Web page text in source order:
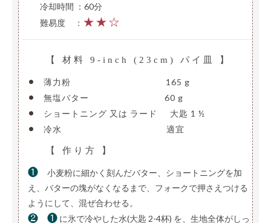
冷却時間 ：60分
難易度
： ★★☆
【 材料 9-inch (23cm) パイ皿 】
• 薄力粉 165 g
• 無塩バター 60 g
• ショートニング 又は ラード 大匙 1 ½
• 冷水 適宜
【 作り方 】
❶
小麦粉に細かく刻んだバター、ショートニングを加
え、バターの塊がなくなるまで、フォークで押さえつける
ようにして、混ぜ合わせる。
❷ ❶ に氷で冷やした水(大匙 2-4杯) を、生地全体がしっ